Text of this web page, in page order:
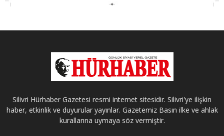
Silivri Hürhaber Gazetesi resmi internet sitesidir. Silivri'ye ilişkin
haber, etkinlik ve duyurular yayınlar. Gazetemiz Basın ilke ve ahlak
kurallarına uymaya söz vermiştir.